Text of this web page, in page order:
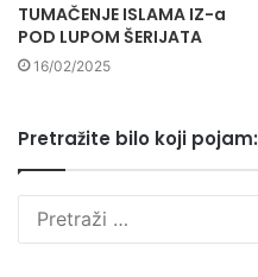
TUMAČENJE ISLAMA IZ-a
POD LUPOM ŠERIJATA
16/02/2025
Pretražite bilo koji pojam: